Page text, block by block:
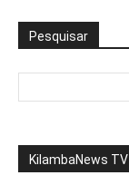
Pesquisar
KilambaNews TV